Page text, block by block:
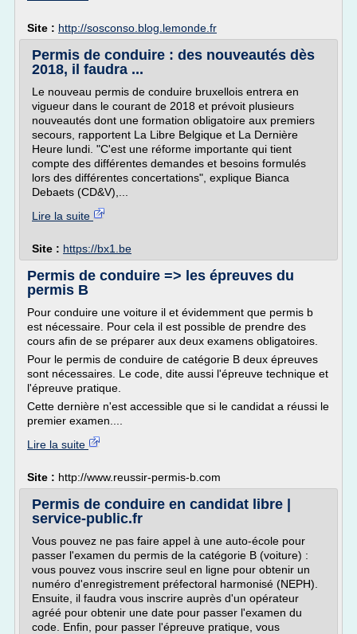
Site : http://sosconso.blog.lemonde.fr
Permis de conduire : des nouveautés dès
2018, il faudra ...
Le nouveau permis de conduire bruxellois entrera en
vigueur dans le courant de 2018 et prévoit plusieurs
nouveautés dont une formation obligatoire aux premiers
secours, rapportent La Libre Belgique et La Dernière
Heure lundi. "C'est une réforme importante qui tient
compte des différentes demandes et besoins formulés
lors des diffé­rentes concertations", explique Bianca
Debaets (CD&V),...
Lire la suite
Site : https://bx1.be
Permis de conduire => les épreuves du
permis B
Pour conduire une voiture il et évidemment que permis b
est nécessaire. Pour cela il est possible de prendre des
cours afin de se préparer aux deux examens obligatoires.
Pour le permis de conduire de catégorie B deux épreuves
sont nécessaires. Le code, dite aussi l'épreuve technique et
l'épreuve pratique.
Cette dernière n'est accessible que si le candidat a réussi le
premier examen....
Lire la suite
Site : http://www.reussir-permis-b.com
Permis de conduire en candidat libre |
service-public.fr
Vous pouvez ne pas faire appel à une auto-école pour
passer l'examen du permis de la catégorie B (voiture) :
vous pouvez vous inscrire seul en ligne pour obtenir un
numéro d'enregistrement préfectoral harmonisé (NEPH).
Ensuite, il faudra vous inscrire auprès d'un opérateur
agréé pour obtenir une date pour passer l'examen du
code. Enfin, pour passer l'épreuve pratique, vous